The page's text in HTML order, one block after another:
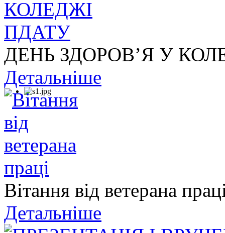
ДЕНЬ ЗДОРОВ’Я У
Детальніше
Вітання від ветерана
Детальніше